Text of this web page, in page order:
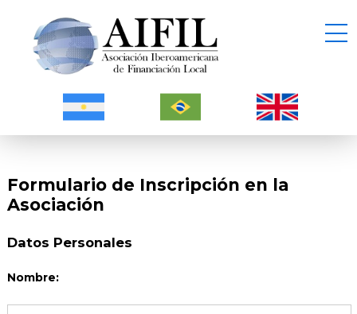
Formulario de Inscripción en la
Asociación
Datos Personales
Nombre: